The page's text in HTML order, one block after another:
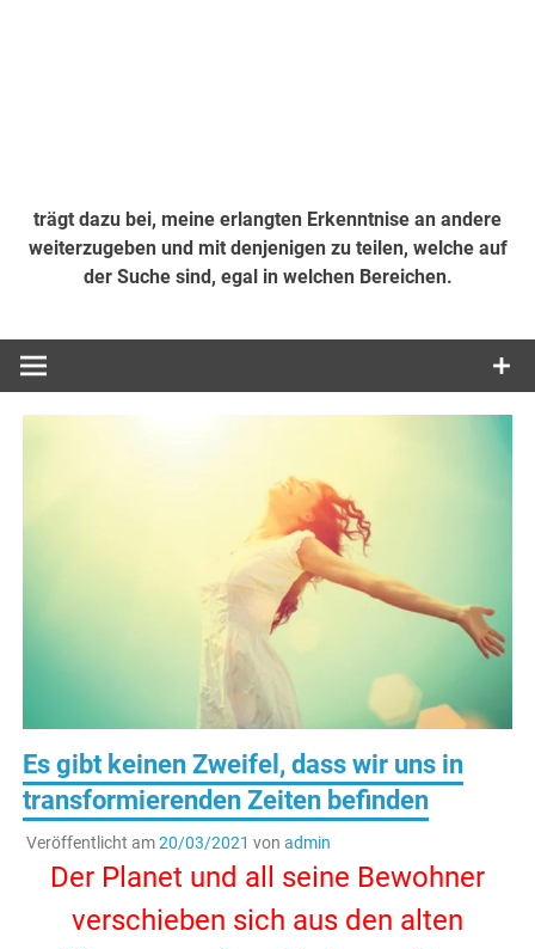
trägt dazu bei, meine erlangten Erkenntnise an andere
weiterzugeben und mit denjenigen zu teilen, welche auf
der Suche sind, egal in welchen Bereichen.
Es gibt keinen Zweifel, dass wir uns in
transformierenden Zeiten befinden
Veröffentlicht am20/03/2021 von admin
Der Planet und all seine Bewohner
verschieben sich aus den alten